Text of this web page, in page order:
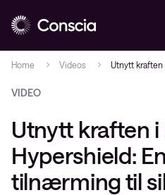
Home Videos Utnytt
VIDEO
Utnytt kraften i
Hypershield:
tilnærming til